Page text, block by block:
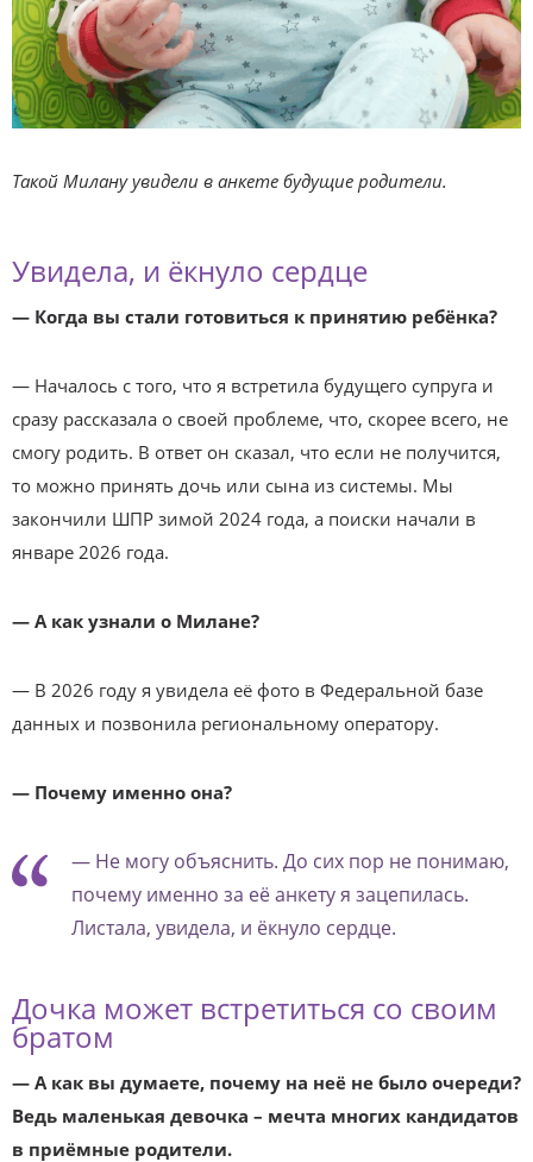
Такой Милану увидели в анкете будущие родители.
Увидела, и ёкнуло сердце
— Когда вы стали готовиться к принятию ребёнка?
— Началось с того, что я встретила будущего супруга и
сразу рассказала о своей проблеме, что, скорее всего, не
смогу родить. В ответ он сказал, что если не получится,
то можно принять дочь или сына из системы. Мы
закончили ШПР зимой 2024 года, а поиски начали в
январе 2026 года.
— А как узнали о Милане?
— В 2026 году я увидела её фото в Федеральной базе
данных и позвонила региональному оператору.
— Почему именно она?
— Не могу объяснить. До сих пор не понимаю,
почему именно за её анкету я зацепилась.
Листала, увидела, и ёкнуло сердце.
Дочка может встретиться со своим
братом
— А как вы думаете, почему на неё не было очереди?
Ведь маленькая девочка – мечта многих кандидатов
в приёмные родители.